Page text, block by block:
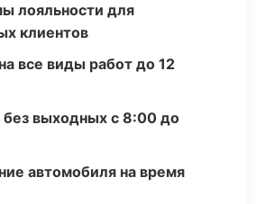
лояльности для
клиентов
все виды работ до 12
без выходных с 8:00 до
автомобиля на время